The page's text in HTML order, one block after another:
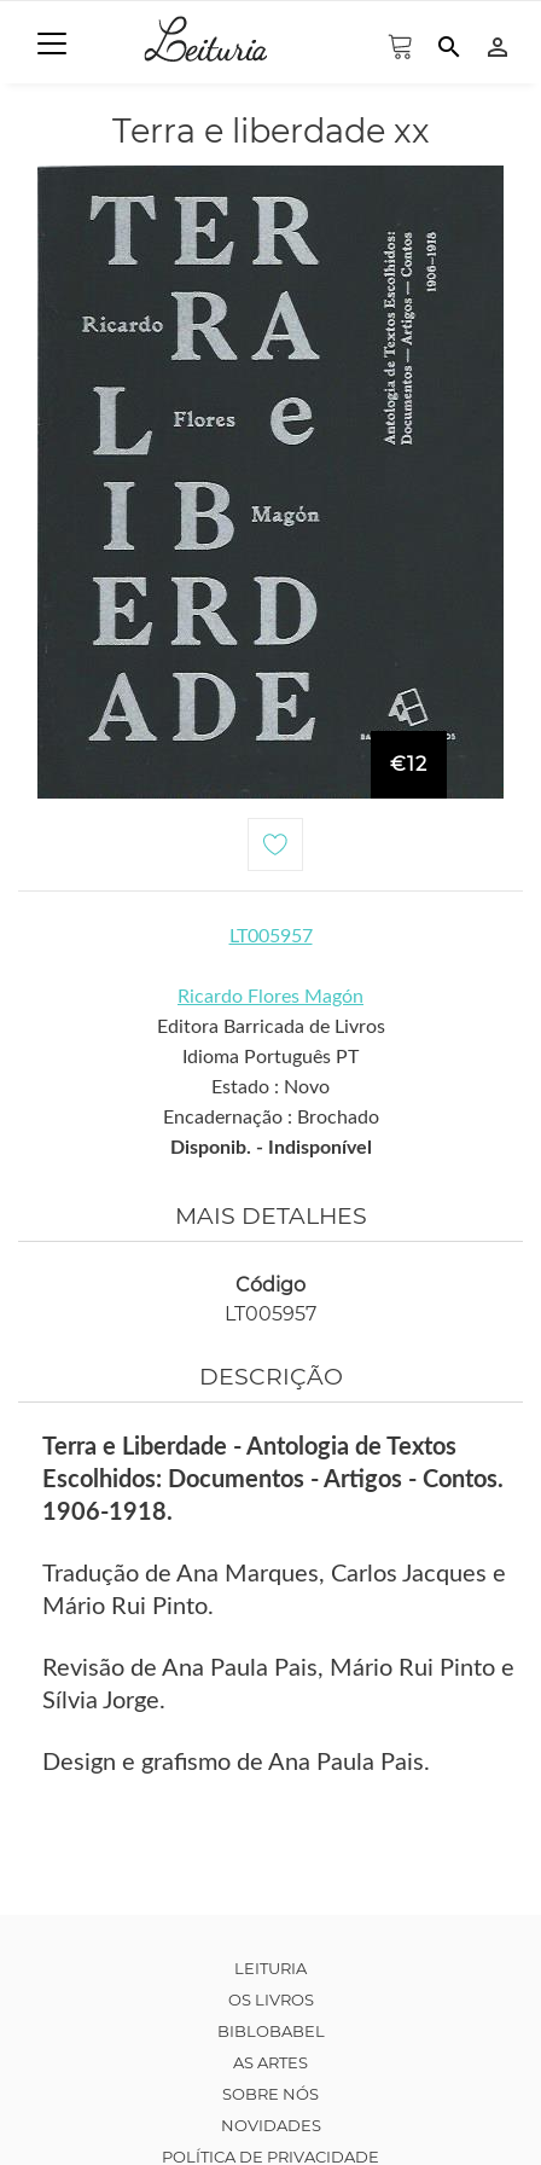
search person_outline
Terra e liberdade xx
€12
LT005957
Ricardo Flores Magón
Editora Barricada de Livros
Idioma Português PT
Estado : Novo
Encadernação : Brochado
Disponib. -
Indisponível
MAIS DETALHES
Código
LT005957
DESCRIÇÃO
Terra e Liberdade - Antologia de Textos
Escolhidos: Documentos - Artigos - Contos.
1906-1918.
Tradução de Ana Marques, Carlos Jacques e
Mário Rui Pinto.
Revisão de Ana Paula Pais, Mário Rui Pinto e
Sílvia Jorge.
Design e grafismo de Ana Paula Pais.
LEITURIA
OS LIVROS
BIBLOBABEL
AS ARTES
SOBRE NÓS
NOVIDADES
POLÍTICA DE PRIVACIDADE